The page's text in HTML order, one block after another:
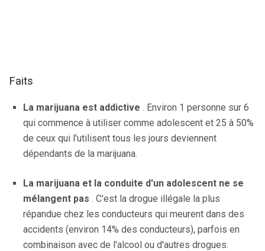
Faits
La marijuana est addictive . Environ 1 personne sur 6
qui commence à utiliser comme adolescent et 25 à 50%
de ceux qui l'utilisent tous les jours deviennent
dépendants de la marijuana.
La marijuana et la conduite d'un adolescent ne se
mélangent pas . C'est la drogue illégale la plus
répandue chez les conducteurs qui meurent dans des
accidents (environ 14% des conducteurs), parfois en
combinaison avec de l'alcool ou d'autres drogues.